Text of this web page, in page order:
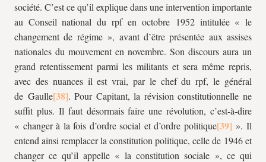
société. C’est ce qu’il explique dans une intervention importante
au Conseil national du rpfen octobre 1952 intitulée « le
changement de régime », avant d’être présentée aux assises
nationales du mouvement en novembre. Son discours aura un
grand retentissement parmi les militants et sera même repris,
avec des nuances il est vrai, par le chef durpf, le général
de Gaulle
. Pour Capitant, la révision constitutionnelle ne
suffit plus. Il faut désormais faire une révolution, c’est-à-dire
« changer à la fois d’ordre social et d’ordre politique
». Il
entend ainsi remplacer la constitution politique, celle de 1946 et
changer ce qu’il appelle « la constitution sociale », ce qui